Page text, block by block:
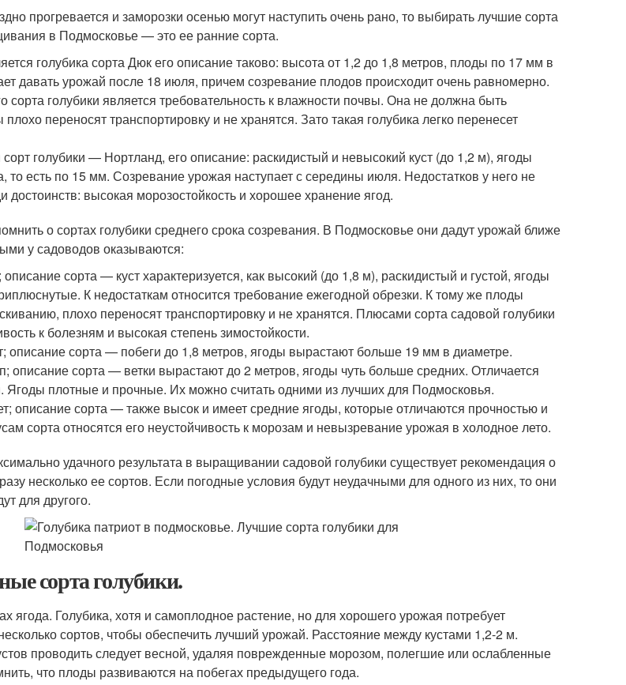
прогревается и заморозки осенью могут наступить очень рано, то выбирать лучшие сорта
в Подмосковье — это ее ранние сорта.
голубика сорта Дюк его описание таково: высота от 1,2 до 1,8 метров, плоды по 17 мм в
давать урожай после 18 июля, причем созревание плодов происходит очень равномерно.
сорта голубики является требовательность к влажности почвы. Она не должна быть
переносят транспортировку и не хранятся. Зато такая голубика легко перенесет
голубики — Нортланд, его описание: раскидистый и невысокий куст (до 1,2 м), ягоды
то есть по 15 мм. Созревание урожая наступает с середины июля. Недостатков у него не
достоинств: высокая морозостойкость и хорошее хранение ягод.
о сортах голубики среднего срока созревания. В Подмосковье они дадут урожай ближе
у садоводов оказываются:
сорта — куст характеризуется, как высокий (до 1,8 м), раскидистый и густой, ягоды
К недостаткам относится требование ежегодной обрезки. К тому же плоды
плохо переносят транспортировку и не хранятся. Плюсами сорта садовой голубики
к болезням и высокая степень зимостойкости.
описание сорта — побеги до 1,8 метров, ягоды вырастают больше 19 мм в диаметре.
описание сорта — ветки вырастают до 2 метров, ягоды чуть больше средних. Отличается
Ягоды плотные и прочные. Их можно считать одними из лучших для Подмосковья.
описание сорта — также высок и имеет средние ягоды, которые отличаются прочностью и
сорта относятся его неустойчивость к морозам и невызревание урожая в холодное лето.
удачного результата в выращивании садовой голубики существует рекомендация о
несколько ее сортов. Если погодные условия будут неудачными для одного из них, то они
для другого.
сорта голубики.
ягода. Голубика, хотя и самоплодное растение, но для хорошего урожая потребует
сортов, чтобы обеспечить лучший урожай. Расстояние между кустами 1,2-2 м.
проводить следует весной, удаляя поврежденные морозом, полегшие или ослабленные
что плоды развиваются на побегах предыдущего года.